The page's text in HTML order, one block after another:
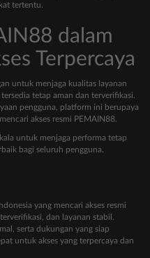
tertentu.
dalam
Terpercaya
untuk menjaga kualitas layanan
tetap aman dan terverifikasi.
pengguna, platform ini berupaya
akses resmi PEMAIN88.
untuk menjaga performa tetap
bagi seluruh pengguna.
yang mencari akses resmi
dan layanan stabil.
serta dukungan yang siap
untuk akses yang terpercaya dan